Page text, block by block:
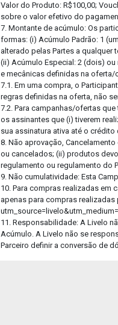
Valor do Produto: R$100,00;
sobre o valor efetivo do
7. Montante de acúmulo: Os
formas: (i) Acúmulo Padrão: 1
alterado pelas Partes a qualquer
(ii) Acúmulo Especial: 2 (dois)
e mecânicas definidas na oferta/
7.1. Em uma compra, o
regras definidas na oferta, não
7.2. Para campanhas/ofertas
os assinantes que (i) tiverem
sua assinatura ativa até o
8. Não aprovação,
ou cancelados; (ii) produtos
regulamento ou regulamento do
9. Não cumulatividade: Esta
10. Para compras realizadas em
apenas para compras
11. Responsabilidade: A Livelo
Acúmulo. A Livelo não se
Parceiro definir a conversão de